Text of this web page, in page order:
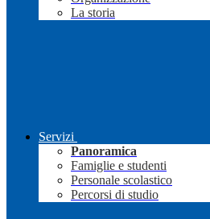
La storia
Servizi
Panoramica
Famiglie e studenti
Personale scolastico
Percorsi di studio